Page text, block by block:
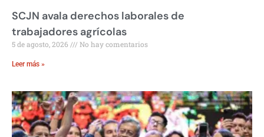
SCJN avala derechos laborales de
trabajadores agrícolas
5 de agosto, 2026 No hay comentarios
Leer más »